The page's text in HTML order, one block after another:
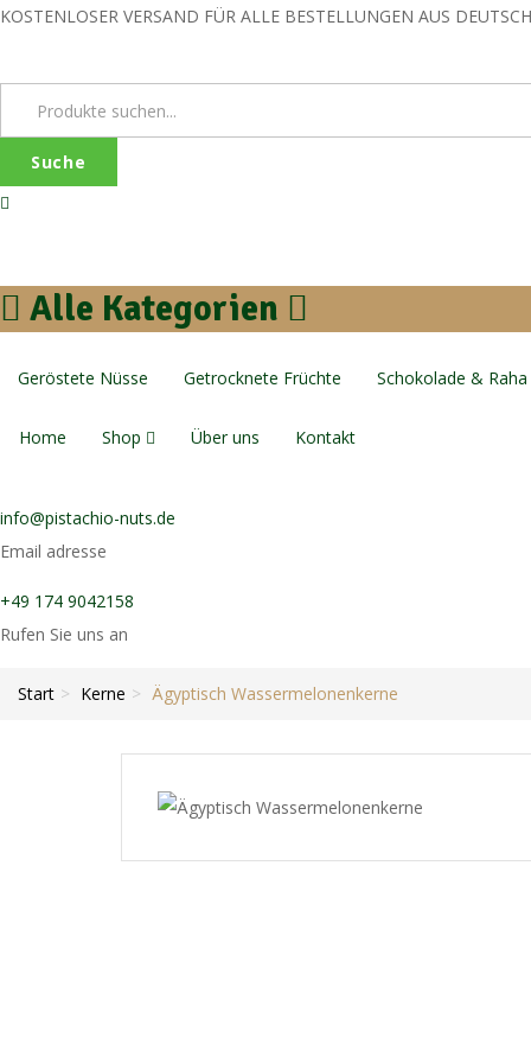
KOSTENLOSER VERSAND FÜR ALLE BESTELLUNGEN AUS
Suche
Alle Kategorien
Geröstete Nüsse Getrocknete Früchte Schokolade & Raha
Home Shop Über uns Kontakt
info@pistachio-nuts.de
Email adresse
+49 174 9042158
Rufen Sie uns an
Start Kerne Ägyptisch Wassermelonenkerne